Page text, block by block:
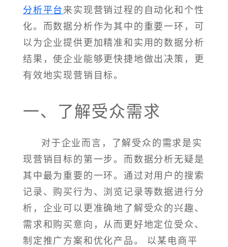
分析平台 来实现营销过程的自动化和个性
化。而数据分析作为其中的重要一环，可
以为企业提供更加精准和实用的数据分析
结果，使企业能够更快捷地做出决策，更
有效地实现营销目标。
一、了解受众需求
对于企业而言，了解受众的需求是实
现营销目标的第一步。而数据分析无疑是
其中最为重要的一环。通过对用户的搜索
记录、购买行为、浏览记录等数据进行分
析，企业可以更准确地了解受众的兴趣、
需求和购买意向，从而更好地定位受众、
制定推广方案和优化产品。 以某电商平